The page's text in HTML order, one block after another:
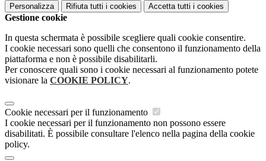
Personalizza Rifiuta tutti i cookies Accetta tutti i cookies
Gestione cookie
In questa schermata è possibile scegliere quali cookie consentire.
I cookie necessari sono quelli che consentono il funzionamento della
piattaforma e non è possibile disabilitarli.
Per conoscere quali sono i cookie necessari al funzionamento potete
visionare la COOKIE POLICY.
Cookie necessari per il funzionamento
I cookie necessari per il funzionamento non possono essere
disabilitati. È possibile consultare l'elenco nella pagina della cookie
policy.